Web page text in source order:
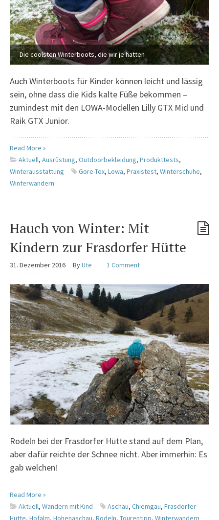
Die coolsten Winterboots, die wir je hatten
Auch Winterboots für Kinder können leicht und lässig
sein, ohne dass die Kids kalte Füße bekommen –
zumindest mit den LOWA-Modellen Lilly GTX Mid und
Raik GTX Junior.
Read More »
Aktuell, Ausrüstung, Outdoorbekleidung, Produkttests,
Winterausstattung
Gore-Tex, Lowa, Praxistest, Winterschuhe,
Winterwandern
Hauch von Winter: Mit
Kindern zur Frasdorfer Hütte
31. Dezember 2016 ByUte 1 Comment
Rodeln bei der Frasdorfer Hütte stand auf dem Plan,
aber dafür reichte der Schnee nicht. Aber immerhin: Es
gab welchen!
Read More »
Aktuell, Wandern mit Kind Aschau, Chiemgau, Frasdorfer
Hütte, Hofalm, Hohenaschau, Rodeln, Tourentipp, Winterwandern